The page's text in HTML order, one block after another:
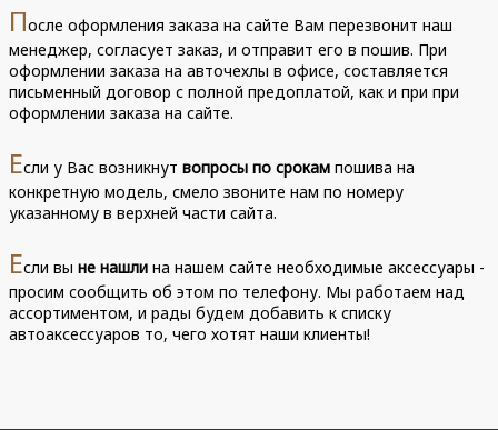
После оформления заказа на сайте Вам перезвонит наш
менеджер, согласует заказ, и отправит его в пошив. При
оформлении заказа на авточехлы в офисе, составляется
письменный договор с полной предоплатой, как и при при
оформлении заказа на сайте.
Если у Вас возникнутвопросы по срокам пошива на
конкретную модель, смело звоните нам по номеру
указанному в верхней части сайта.
Если выне нашлина нашем сайте необходимые аксессуары -
просим сообщить об этом по телефону. Мы работаем над
ассортиментом, и рады будем добавить к списку
автоаксессуаров то, чего хотят наши клиенты!